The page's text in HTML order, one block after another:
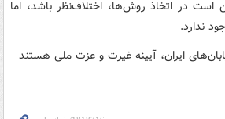
است در اتخاذ روش‌ها، اختلاف‌نظر باشد، اما
ندارد.